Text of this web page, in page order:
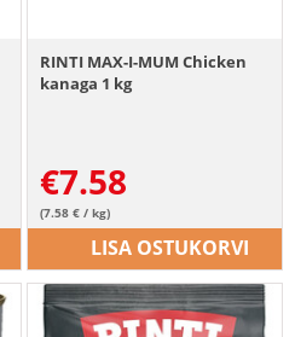
RINTI MAX-I-MUM Chicken
kanaga 1 kg
€7.58
(7.58 € / kg)
LISA OSTUKORVI